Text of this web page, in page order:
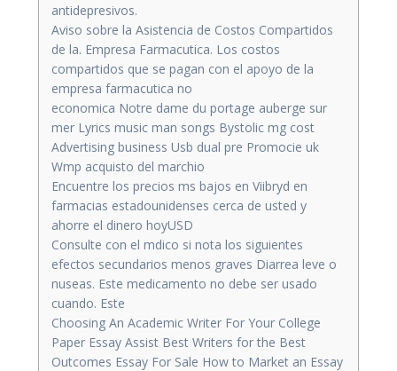
antidepresivos.
Aviso sobre la Asistencia de Costos Compartidos
de la. Empresa Farmacutica. Los costos
compartidos que se pagan con el apoyo de la
empresa farmacutica no
economica Notre dame du portage auberge sur
mer Lyrics music man songs Bystolic mg cost
Advertising business Usb dual pre Promocie uk
Wmp acquisto del marchio
Encuentre los precios ms bajos en Viibryd en
farmacias estadounidenses cerca de usted y
ahorre el dinero hoyUSD
Consulte con el mdico si nota los siguientes
efectos secundarios menos graves Diarrea leve o
nuseas. Este medicamento no debe ser usado
cuando. Este
Choosing An Academic Writer For Your College
Paper Essay Assist Best Writers for the Best
Outcomes Essay For Sale How to Market an Essay